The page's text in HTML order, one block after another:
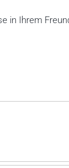
in Ihrem